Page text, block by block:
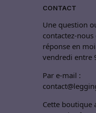
CONTACT
Une question
contactez-
réponse en
vendredi entre
Par e-mail :
Cette boutique